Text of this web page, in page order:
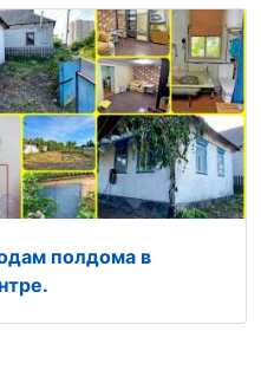
полдома в